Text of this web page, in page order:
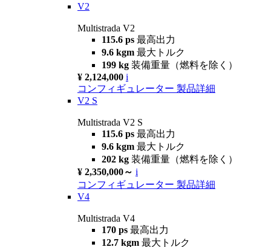
V2
Multistrada V2
115.6 ps 最高出力
9.6 kgm 最大トルク
199 kg 装備重量（燃料を除く）
¥ 2,124,000 i
コンフィギュレーター 製品詳細
V2 S
Multistrada V2 S
115.6 ps 最高出力
9.6 kgm 最大トルク
202 kg 装備重量（燃料を除く）
¥ 2,350,000～ i
コンフィギュレーター 製品詳細
V4
Multistrada V4
170 ps 最高出力
12.7 kgm 最大トルク